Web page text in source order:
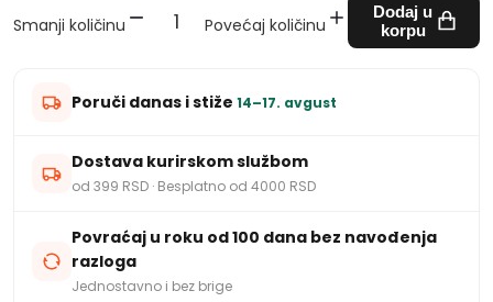
Smanji količinu Povećaj količinu
Dodaj u
korpu
Poruči danas i stiže 14–17. avgust
Dostava kurirskom službom
od 399 RSD · Besplatno od 4000 RSD
Povraćaj u roku od 100 dana bez navođenja
razloga
Jednostavno i bez brige